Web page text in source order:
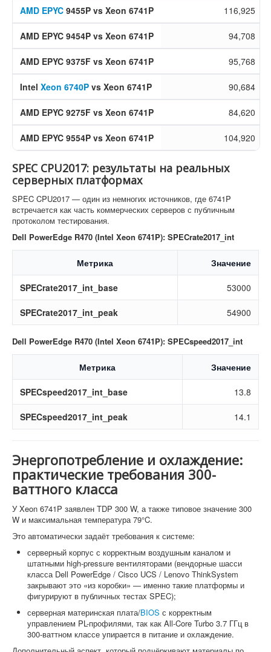
AMD EPYC 9455P vs Xeon 6741P 116,925
AMD EPYC 9454P vs Xeon 6741P 94,708
AMD EPYC 9375F vs Xeon 6741P 95,768
Intel Xeon 6740P vs Xeon 6741P 90,684
AMD EPYC 9275F vs Xeon 6741P 84,620
AMD EPYC 9554P vs Xeon 6741P 104,920
SPEC CPU2017: результаты на реальных
серверных платформах
SPEC CPU2017 — один из немногих источников, где 6741P
встречается как часть коммерческих серверов с публичным
протоколом тестирования.
Dell PowerEdge R470 (Intel Xeon 6741P): SPECrate2017_int
Метрика Значение
SPECrate2017_int_base 53000
SPECrate2017_int_peak 54900
Dell PowerEdge R470 (Intel Xeon 6741P): SPECspeed2017_int
Метрика Значение
SPECspeed2017_int_base 13.8
SPECspeed2017_int_peak 14.1
Энергопотребление и охлаждение:
практические требования 300-
ваттного класса
У Xeon 6741P заявлен TDP 300 W, а также типовое значение 300
W и максимальная температура 79°C.
Это автоматически задаёт требования к системе:
серверный корпус с корректным воздушным каналом и
штатными high-pressure вентиляторами (вендорные шасси
класса Dell PowerEdge / Cisco UCS / Lenovo ThinkSystem
закрывают это «из коробки» — именно такие платформы и
фигурируют в публичных тестах SPEC);
серверная материнская плата/BIOS с корректным
управлением PL-профилями, так как All-Core Turbo 3.7 ГГц в
300-ваттном классе упирается в питание и охлаждение.